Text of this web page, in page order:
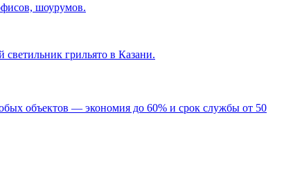
шоурумов.
светильник грильято в Казани.
объектов — экономия до 60% и срок службы от 50